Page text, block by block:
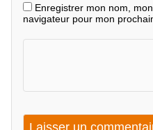
Enregistrer mon nom,
navigateur pour mon